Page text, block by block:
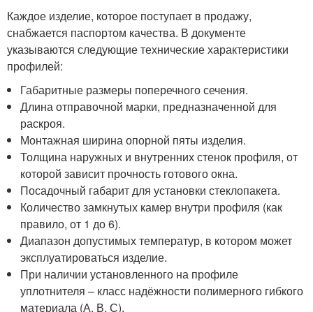
Каждое изделие, которое поступает в продажу,
снабжается паспортом качества. В документе
указываются следующие технические характеристики
профилей:
Габаритные размеры поперечного сечения.
Длина отправочной марки, предназначенной для
раскроя.
Монтажная ширина опорной пяты изделия.
Толщина наружных и внутренних стенок профиля, от
которой зависит прочность готового окна.
Посадочный габарит для установки стеклопакета.
Количество замкнутых камер внутри профиля (как
правило, от 1 до 6).
Диапазон допустимых температур, в котором может
эксплуатироваться изделие.
При наличии установленного на профиле
уплотнителя – класс надёжности полимерного гибкого
материала (А, В, С).